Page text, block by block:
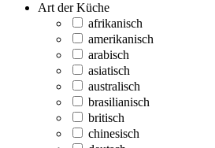
Art der Küche
afrikanisch
amerikanisch
arabisch
asiatisch
australisch
brasilianisch
britisch
chinesisch